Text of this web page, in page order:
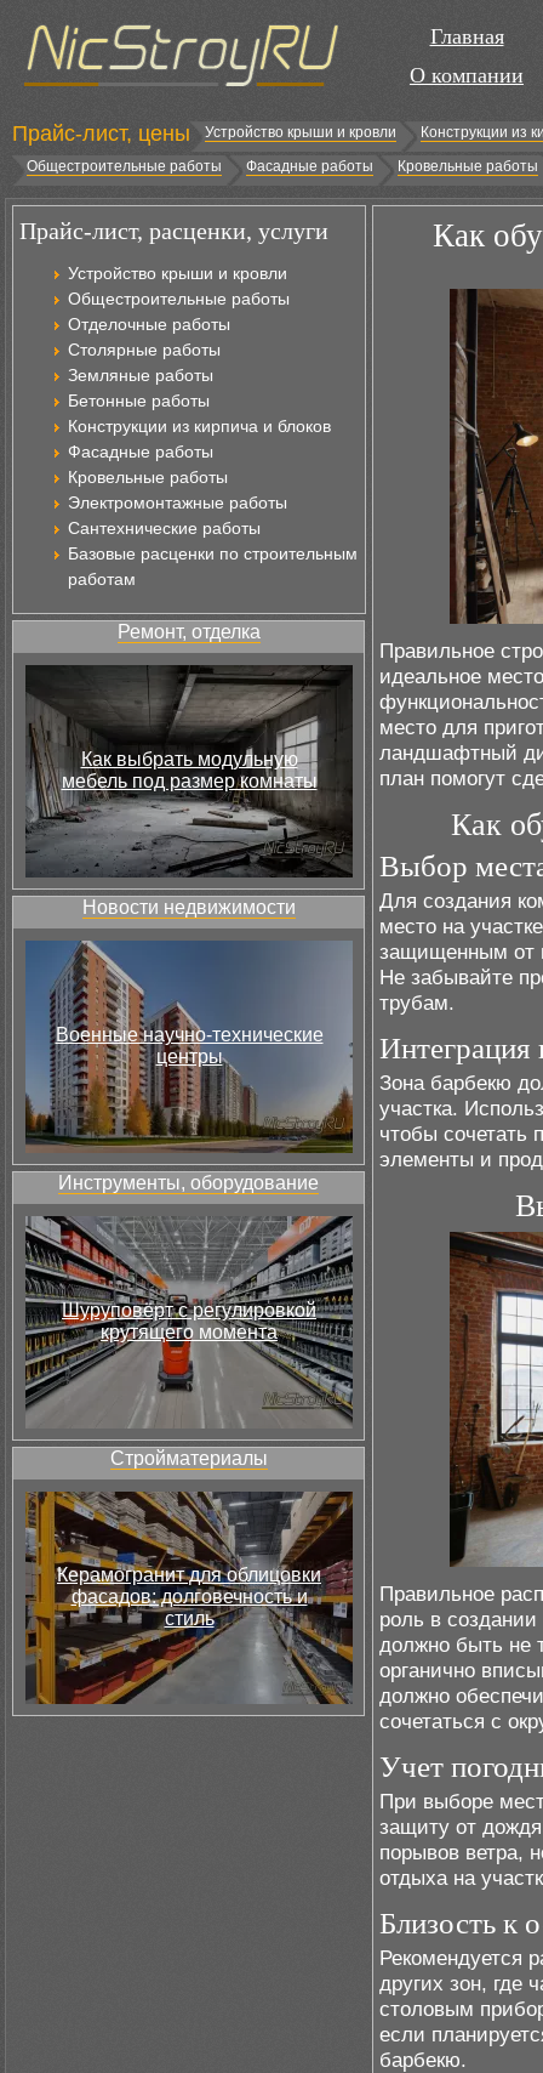
Главная
О компании
Прайс-лист, цены Устройство крыши и кровли
Конструкции из
Общестроительные работы
Фасадные работы Кровельные работы
Прайс-лист, расценки, услуги
Устройство крыши и кровли
Общестроительные работы
Отделочные работы
Столярные работы
Земляные работы
Бетонные работы
Конструкции из кирпича и блоков
Фасадные работы
Кровельные работы
Электромонтажные работы
Сантехнические работы
Базовые расценки по строительным
работам
Ремонт, отделка
Как выбрать модульную
мебель под размер комнаты
Новости недвижимости
Военные научно-технические
центры
Инструменты, оборудование
Шуруповёрт с регулировкой
крутящего момента
Стройматериалы
Керамогранит для облицовки
фасадов: долговечность и
стиль
Как
Правильное
идеальное
место для
ландшафтный
план помогут
Как
Выбор
Для создания
место на
защищенным от
Не забывайте
трубам.
Зона барбекю
участка.
чтобы сочетать
элементы и
Правильное
роль в
должно быть не
органично
должно
сочетаться с
Учет
При выборе
защиту от
порывов ветра,
отдыха на
Близость к
Рекомендуется
других зон, где
столовым
если
барбекю.